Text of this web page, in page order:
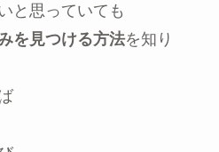
と思っていても
を見つける方法を知り